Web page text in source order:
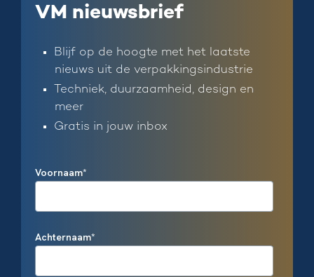
VM nieuwsbrief
Blijf op de hoogte met het laatste
nieuws uit de verpakkingsindustrie
Techniek, duurzaamheid, design en
meer
Gratis in jouw inbox
Voornaam*
Achternaam*